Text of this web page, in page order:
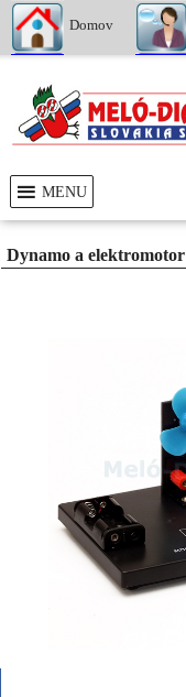
Domov
MENU
Dynamo a elektromotor